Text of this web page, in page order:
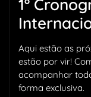
1º
Aqui estão as
estão por vir!
acompanhar
forma exclusiva.